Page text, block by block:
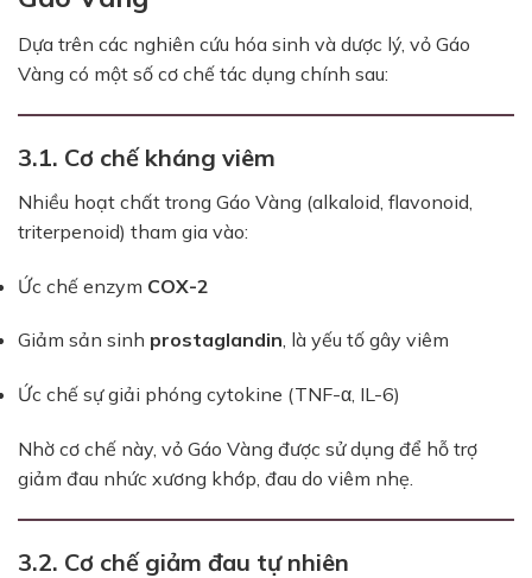
Dựa trên các nghiên cứu hóa sinh và dược lý, vỏ Gáo
Vàng có một số cơ chế tác dụng chính sau:
3.1. Cơ chế kháng viêm
Nhiều hoạt chất trong Gáo Vàng (alkaloid, flavonoid,
triterpenoid) tham gia vào:
Ức chế enzym COX-2
Giảm sản sinh prostaglandin, là yếu tố gây viêm
Ức chế sự giải phóng cytokine (TNF-α, IL-6)
Nhờ cơ chế này, vỏ Gáo Vàng được sử dụng để hỗ trợ
giảm đau nhức xương khớp, đau do viêm nhẹ.
3.2. Cơ chế giảm đau tự nhiên